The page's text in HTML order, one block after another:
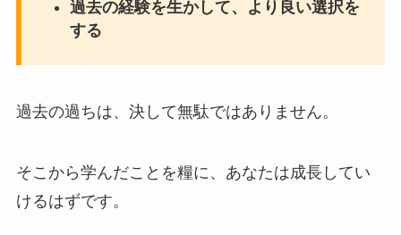
過去の経験を生かして、より良い選択を
する
過去の過ちは、決して無駄ではありません。
そこから学んだことを糧に、あなたは成長してい
けるはずです。